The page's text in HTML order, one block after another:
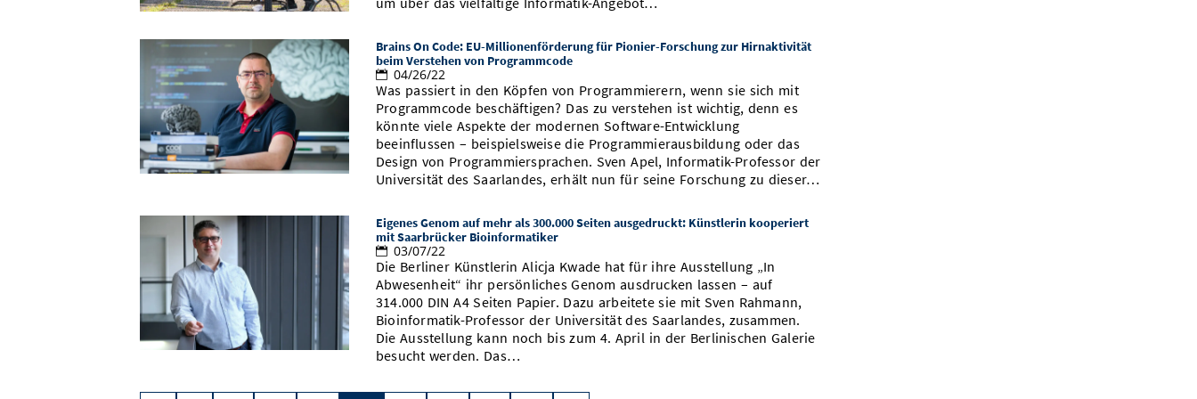
um über das vielfältige Informatik-Angebot…
Brains On Code: EU-Millionenförderung für Pionier-Forschung zur Hirnaktivität
beim Verstehen von Programmcode
04/26/22
Was passiert in den Köpfen von Programmierern, wenn sie sich mit
Programmcode beschäftigen? Das zu verstehen ist wichtig, denn es
könnte viele Aspekte der modernen Software-Entwicklung
beeinflussen – beispielsweise die Programmierausbildung oder das
Design von Programmiersprachen. Sven Apel, Informatik-Professor der
Universität des Saarlandes, erhält nun für seine Forschung zu dieser…
Eigenes Genom auf mehr als 300.000 Seiten ausgedruckt: Künstlerin kooperiert
mit Saarbrücker Bioinformatiker
03/07/22
Die Berliner Künstlerin Alicja Kwade hat für ihre Ausstellung „In
Abwesenheit“ ihr persönliches Genom ausdrucken lassen – auf
314.000 DIN A4 Seiten Papier. Dazu arbeitete sie mit Sven Rahmann,
Bioinformatik-Professor der Universität des Saarlandes, zusammen.
Die Ausstellung kann noch bis zum 4. April in der Berlinischen Galerie
besucht werden. Das…